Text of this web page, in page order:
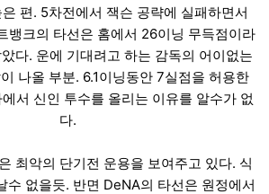
편. 5차전에서 잭슨 공략에 실패하면서
뱅크의 타선은 홈에서 26이닝 무득점이라
다. 운에 기대려고 하는 감독의 어이없는
나올 부분. 6.1이닝동안 7실점을 허용한
서 신인 투수를 올리는 이유를 알수가 없
다.
최악의 단기전 운용을 보여주고 있다. 식
수 없을듯. 반면 DeNA의 타선은 원정에서